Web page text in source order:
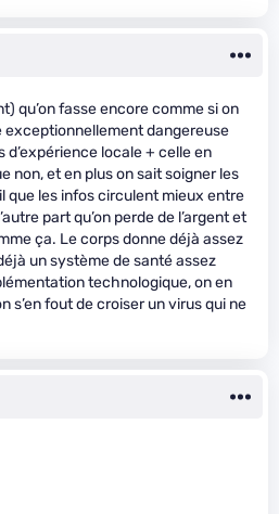
qu’on fasse encore comme si on
exceptionnellement dangereuse
d’expérience locale + celle en
non, et en plus on sait soigner les
que les infos circulent mieux entre
part qu’on perde de l’argent et
ça. Le corps donne déjà assez
un système de santé assez
technologique, on en
s’en fout de croiser un virus qui ne